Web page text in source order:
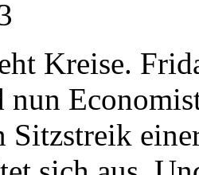
Kreise.
nun
Sitzstreik